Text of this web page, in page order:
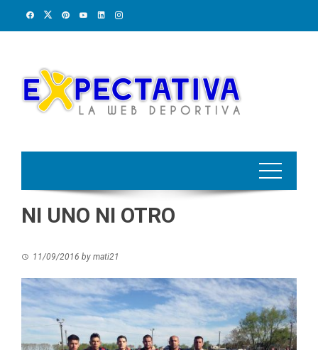
NI UNO NI OTRO
11/09/2016 by mati21